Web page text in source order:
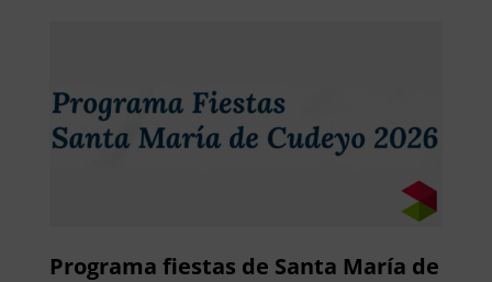
Programa fiestas de Santa María de